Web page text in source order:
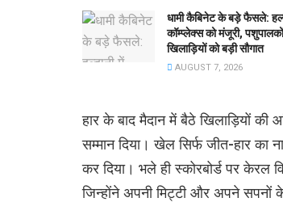
धामी कैबिनेट के बड़े फैसले:
कॉम्प्लेक्स को मंजूरी,
खिलाड़ियों को बड़ी सौगात
AUGUST 7, 2026
हार के बाद मैदान में बैठे खिलाड़ियों
सम्मान दिया। खेल सिर्फ जीत-हार का
कर दिया। भले ही स्कोरबोर्ड पर
जिन्होंने अपनी मिट्टी और अपने